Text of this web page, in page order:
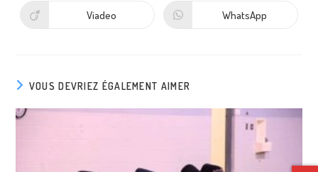
Viadeo WhatsApp
VOUS DEVRIEZ ÉGALEMENT AIMER